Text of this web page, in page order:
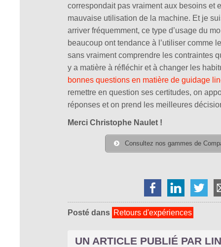
correspondait pas vraiment aux besoins et
mauvaise utilisation de la machine. Et je
arriver fréquemment, ce type d’usage du
beaucoup ont tendance à l’utiliser comme
sans vraiment comprendre les contraintes
y a matière à réfléchir et à changer les
bonnes questions en matière de guidage
remettre en question ses certitudes, on
réponses et on prend les meilleures
Merci Christophe Naulet !
Consultez nos gammes de
Posté dans Retours d'expériences
UN ARTICLE PUBLIÉ PAR